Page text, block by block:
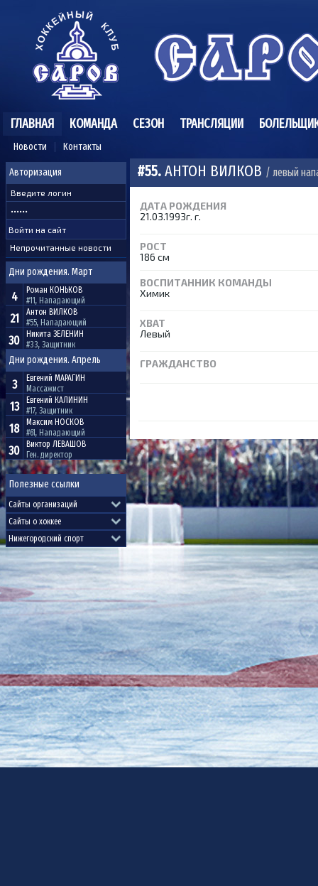
ГЛАВНАЯ
Новости Контакты
КОМАНДА СЕЗОН ТРАНСЛЯЦИИ
Авторизация
Непрочитанные новости
Дни рождения. Март
4 Роман КОНЬКОВ
#11, Нападающий
21 Антон ВИЛКОВ
#55, Нападающий
30 Никита ЗЕЛЕНИН
#33, Защитник
Дни рождения. Апрель
3 Евгений МАРАГИН
Массажист
13 Евгений КАЛИНИН
#17, Защитник
18 Максим НОСКОВ
#61, Нападающий
30 Виктор ЛЕВАШОВ
Ген. директор
Полезные ссылки
#55.АНТОН ВИЛКОВ / левый
ДАТА РОЖДЕНИЯ
21.03.1993г. г.
РОСТ
186 см
ВОСПИТАННИК КОМАНДЫ
Химик
ХВАТ
Левый
ГРАЖДАНСТВО